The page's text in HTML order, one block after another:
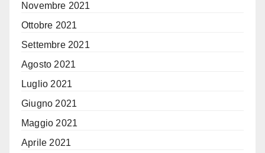
Novembre 2021
Ottobre 2021
Settembre 2021
Agosto 2021
Luglio 2021
Giugno 2021
Maggio 2021
Aprile 2021